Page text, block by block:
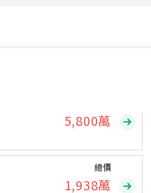
總價
1,938萬